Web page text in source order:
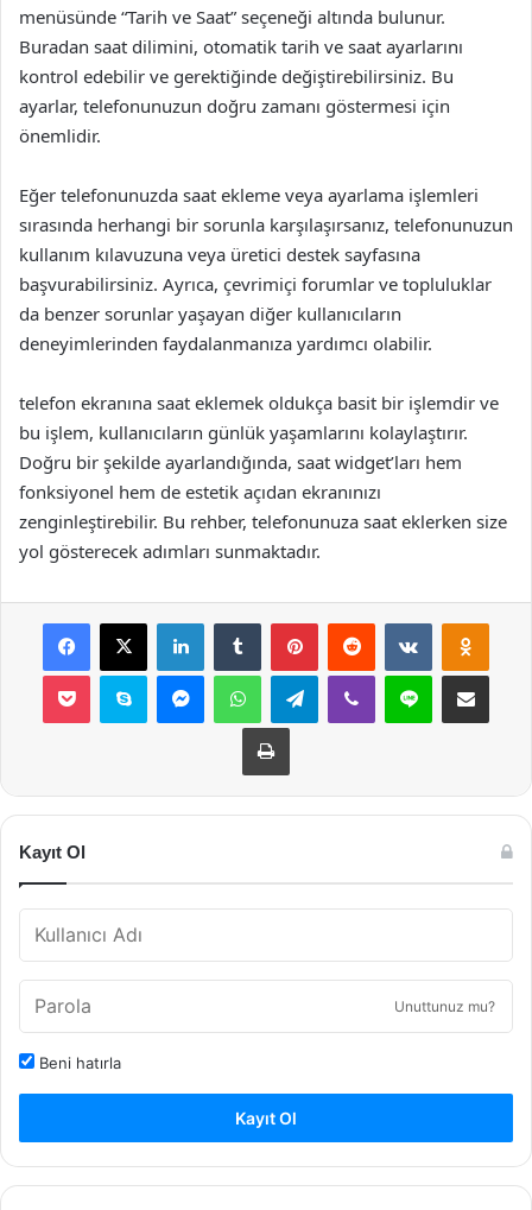
menüsünde “Tarih ve Saat” seçeneği altında bulunur.
Buradan saat dilimini, otomatik tarih ve saat ayarlarını
kontrol edebilir ve gerektiğinde değiştirebilirsiniz. Bu
ayarlar, telefonunuzun doğru zamanı göstermesi için
önemlidir.
Eğer telefonunuzda saat ekleme veya ayarlama işlemleri
sırasında herhangi bir sorunla karşılaşırsanız, telefonunuzun
kullanım kılavuzuna veya üretici destek sayfasına
başvurabilirsiniz. Ayrıca, çevrimiçi forumlar ve topluluklar
da benzer sorunlar yaşayan diğer kullanıcıların
deneyimlerinden faydalanmanıza yardımcı olabilir.
telefon ekranına saat eklemek oldukça basit bir işlemdir ve
bu işlem, kullanıcıların günlük yaşamlarını kolaylaştırır.
Doğru bir şekilde ayarlandığında, saat widget’ları hem
fonksiyonel hem de estetik açıdan ekranınızı
zenginleştirebilir. Bu rehber, telefonunuza saat eklerken size
yol gösterecek adımları sunmaktadır.
Facebook
X LinkedInTumblr PinterestReddit VKontakte
Pocket Skype MessengerWhatsAppTelegramViber Line E-Posta ile
Yazdır
Kayıt Ol
Unuttunuz mu?
Beni hatırla
Kayıt Ol